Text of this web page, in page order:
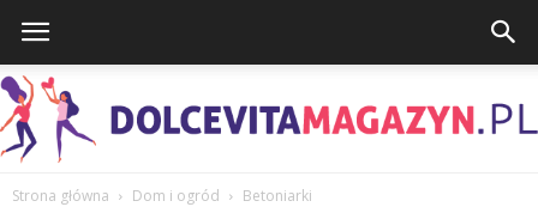
Strona główna Dom i ogród Betoniarki